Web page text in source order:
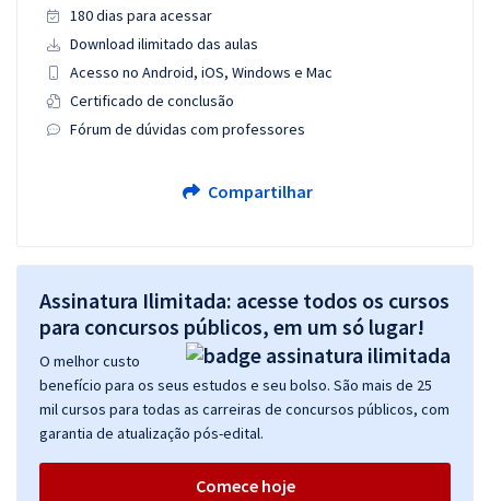
180 dias para acessar
Download ilimitado das aulas
Acesso no Android, iOS, Windows e Mac
Certificado de conclusão
Fórum de dúvidas com professores
Compartilhar
Assinatura Ilimitada: acesse todos os cursos
para concursos públicos, em um só lugar!
O melhor custo
benefício para os seus estudos e seu bolso. São mais de 25
mil cursos para todas as carreiras de concursos públicos, com
garantia de atualização pós-edital.
Comece hoje